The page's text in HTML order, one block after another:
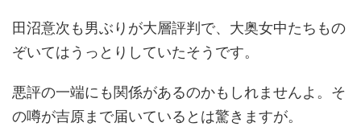
田沼意次も男ぶりが大層評判で、大奥女中たちもの
ぞいてはうっとりしていたそうです。
悪評の一端にも関係があるのかもしれませんよ。そ
の噂が吉原まで届いているとは驚きますが。